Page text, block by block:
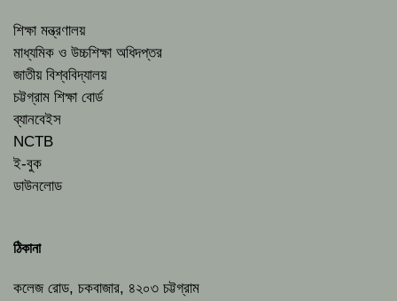
শিক্ষা মন্ত্রণালয়
মাধ্যমিক ও উচ্চশিক্ষা অধিদপ্তর
জাতীয় বিশ্ববিদ্যালয়
চট্টগ্রাম শিক্ষা বোর্ড
ব্যানবেইস
NCTB
ই-বুক
ডাউনলোড
ঠিকানা
কলেজ রোড, চকবাজার, ৪২০৩ চট্টগ্রাম